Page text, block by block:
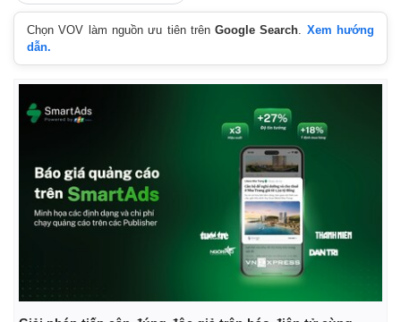
Chọn VOV làm nguồn ưu tiên trênGoogle Search
Xem hướng
dẫn.